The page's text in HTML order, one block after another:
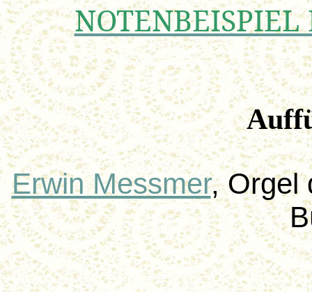
NOTENBEISPIEL
Erwin Messmer, Orgel